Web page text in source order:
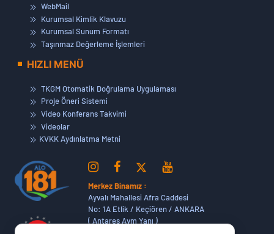
WebMail
Kurumsal Kimlik Klavuzu
Kurumsal Sunum Formatı
Taşınmaz Değerleme İşlemleri
HIZLI MENÜ
TKGM Otomatik Doğrulama Uygulaması
Proje Öneri Sistemi
Video Konferans Takvimi
Videolar
KVKK Aydınlatma Metni
Merkez Binamız :
Ayvalı Mahallesi Afra Caddesi
No: 1A Etlik / Keçiören / ANKARA
( Antares Avm Yanı )